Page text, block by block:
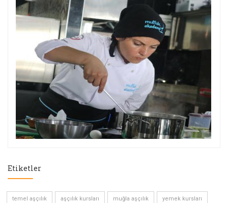
Etiketler
temel aşçılık aşçılık kursları muğla aşçılık yemek kursları